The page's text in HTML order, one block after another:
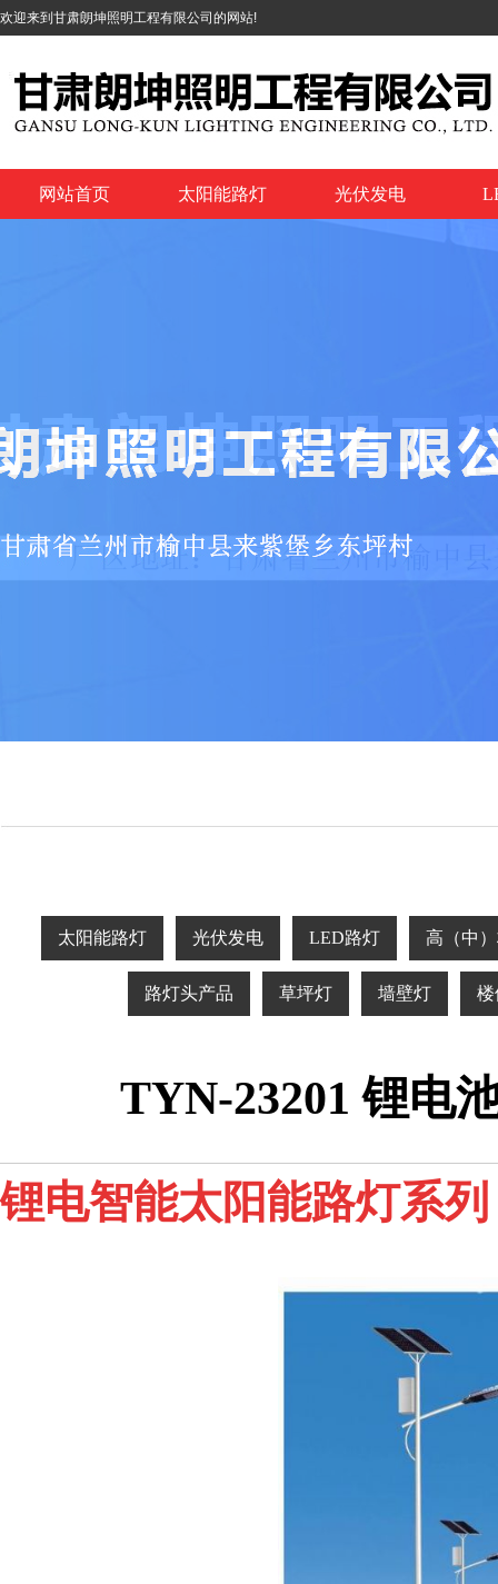
欢迎来到甘肃朗坤照明工程有限公司的网站!
网站首页 太阳能路灯 光伏发电
太阳能路灯 光伏发电 LED路灯 高（中
路灯头产品 草坪灯 墙壁灯 楼
TYN-23201 锂电
锂电智能太阳能路灯系列